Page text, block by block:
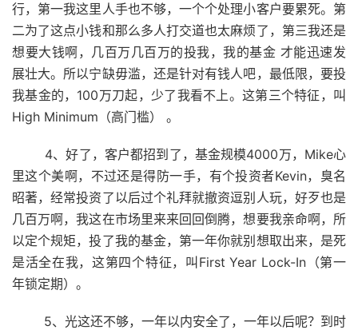
行，第一我这里人手也不够，一个个处理小客户要累死。第
二为了这点小钱和那么多人打交道也太麻烦了，第三我还是
想要大钱啊，几百万几百万的投我，我的基金 才能迅速发
展壮大。所以宁缺毋滥，还是针对有钱人吧，最低限，要投
我基金的，100万刀起，少了我看不上。这第三个特征，叫
High Minimum（高门槛） 。
4、好了，客户都招到了，基金规模4000万，Mike心
里这个美啊，不过还是得防一手，有个投资者Kevin，臭名
昭著，经常投资了以后过个礼拜就撤资逗别人玩，好歹也是
几百万啊，我这在市场里来来回回倒腾，想要我亲命啊，所
以定个规矩，投了我的基金，第一年你就别想取出来，是死
是活全在我，这第四个特征，叫First Year Lock-In（第一
年锁定期）。
5、光这还不够，一年以内安全了，一年以后呢？到时